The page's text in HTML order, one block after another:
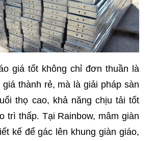
giá tốt không chỉ đơn thuần là
thành rẻ, mà là giải pháp sàn
thọ cao, khả năng chịu tải tốt
trì thấp. Tại Rainbow, mâm giàn
kế để gác lên khung giàn giáo,